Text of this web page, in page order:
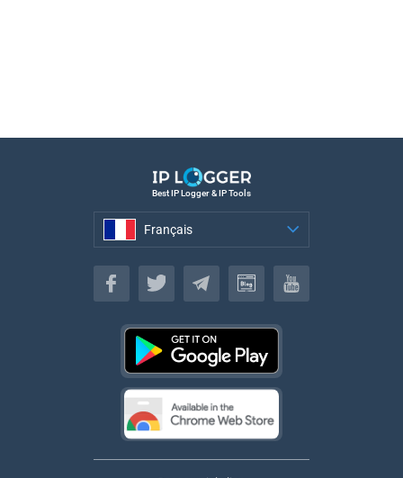
Best IP Logger & IP Tools
Français
Français